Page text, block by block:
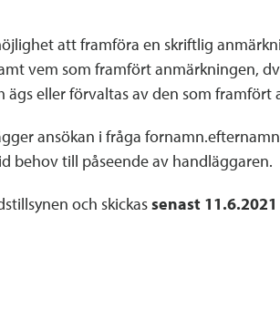
att framföra en skriftlig
vem som framfört anmärkningen,
eller förvaltas av den som framfört
ansökan i fråga
behov till påseende av handläggaren.
och skickassenast 11.6.2021